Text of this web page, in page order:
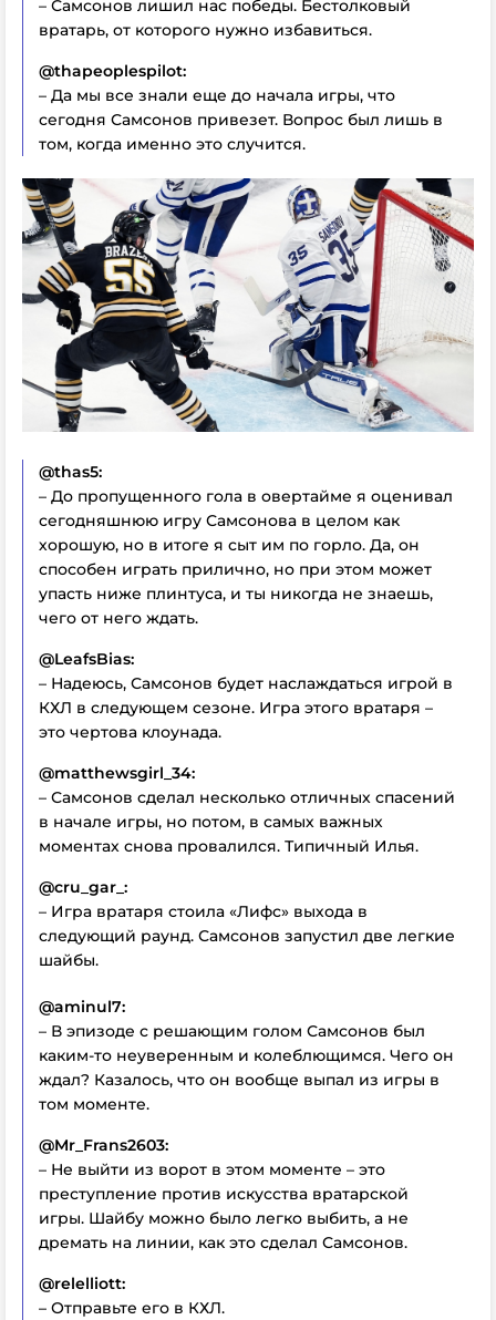
– Самсонов лишил нас победы. Бестолковый
вратарь, от которого нужно избавиться.
@thapeoplespilot:
– Да мы все знали еще до начала игры, что
сегодня Самсонов привезет. Вопрос был лишь в
том, когда именно это случится.
@thas5:
– До пропущенного гола в овертайме я оценивал
сегодняшнюю игру Самсонова в целом как
хорошую, но в итоге я сыт им по горло. Да, он
способен играть прилично, но при этом может
упасть ниже плинтуса, и ты никогда не знаешь,
чего от него ждать.
@LeafsBias:
– Надеюсь, Самсонов будет наслаждаться игрой в
КХЛ в следующем сезоне. Игра этого вратаря –
это чертова клоунада.
@matthewsgirl_34:
– Самсонов сделал несколько отличных спасений
в начале игры, но потом, в самых важных
моментах снова провалился. Типичный Илья.
@cru_gar_:
– Игра вратаря стоила «Лифс» выхода в
следующий раунд. Самсонов запустил две легкие
шайбы.
@aminul7:
– В эпизоде с решающим голом Самсонов был
каким-то неуверенным и колеблющимся. Чего он
ждал? Казалось, что он вообще выпал из игры в
том моменте.
@Mr_Frans2603:
– Не выйти из ворот в этом моменте – это
преступление против искусства вратарской
игры. Шайбу можно было легко выбить, а не
дремать на линии, как это сделал Самсонов.
@relelliott:
– Отправьте его в КХЛ.